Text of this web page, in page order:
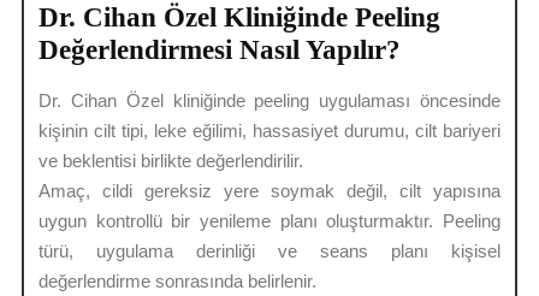
Dr. Cihan Özel Kliniğinde Peeling
Değerlendirmesi Nasıl Yapılır?
Dr. Cihan Özel kliniğinde peeling uygulaması öncesinde
kişinin cilt tipi, leke eğilimi, hassasiyet durumu, cilt bariyeri
ve beklentisi birlikte değerlendirilir.
Amaç, cildi gereksiz yere soymak değil, cilt yapısına
uygun kontrollü bir yenileme planı oluşturmaktır. Peeling
türü, uygulama derinliği ve seans planı kişisel
değerlendirme sonrasında belirlenir.